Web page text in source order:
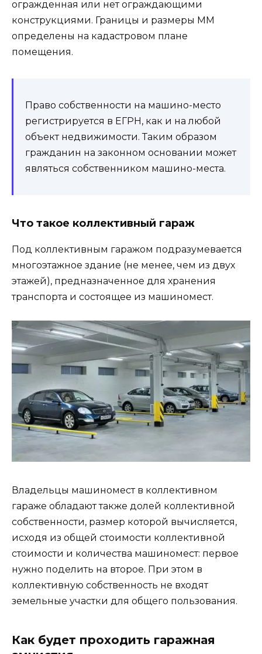
огражденная или нет ограждающими
конструкциями. Границы и размеры ММ
определены на кадастровом плане
помещения.
Право собственности на машино-место
регистрируется в ЕГРН, как и на любой
объект недвижимости. Таким образом
гражданин на законном основании может
являться собственником машино-места.
Что такое коллективный гараж
Под коллективным гаражом подразумевается
многоэтажное здание (не менее, чем из двух
этажей), предназначенное для хранения
транспорта и состоящее из машиномест.
Владельцы машиномест в коллективном
гараже обладают также долей коллективной
собственности, размер которой вычисляется,
исходя из общей стоимости коллективной
стоимости и количества машиномест: первое
нужно поделить на второе. При этом в
коллективную собственность не входят
земельные участки для общего пользования.
Как будет проходить гаражная